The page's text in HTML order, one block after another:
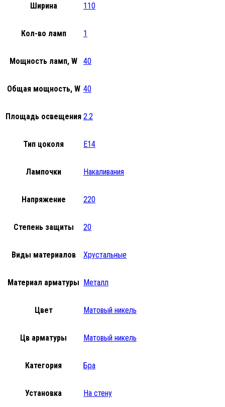
Ширина 110
Кол-во ламп 1
Мощность ламп, W 40
Общая мощность, W 40
Площадь освещения 2.2
Тип цоколя E14
Лампочки Накаливания
Напряжение 220
Степень защиты 20
Виды материалов Хрустальные
Материал арматуры Металл
Цвет Матовый никель
Цв арматуры Матовый никель
Категория Бра
Установка На стену